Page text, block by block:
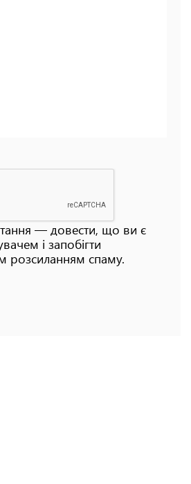
— довести, що ви є
і запобігти
розсиланням спаму.